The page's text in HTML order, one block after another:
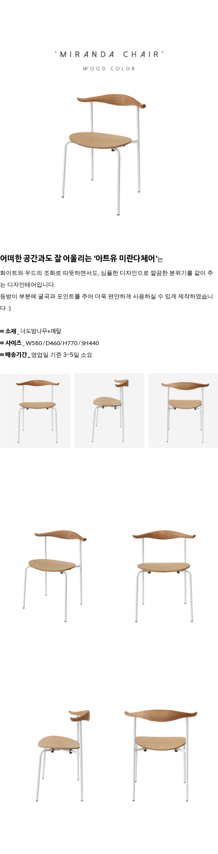
어떠한 공간과도 잘 어울리는 '아트유 미란다체어'는
화이트와 우드의 조화로 따뜻하면서도, 심플한 디자인으로 깔끔한 분위기를 같이 주
는 디자인테어입니다.
등받이 부분에 굴곡과 포인트를 주어 더욱 편안하게 사용하실 수 있게 제작하였습니
다 :)
≡ 소재
_ 너도밤나무+메탈
≡ 사이즈 W580 / D460/ H770 / SH440
≡ 배송기간 _
영업일 기준 3~5일 소요